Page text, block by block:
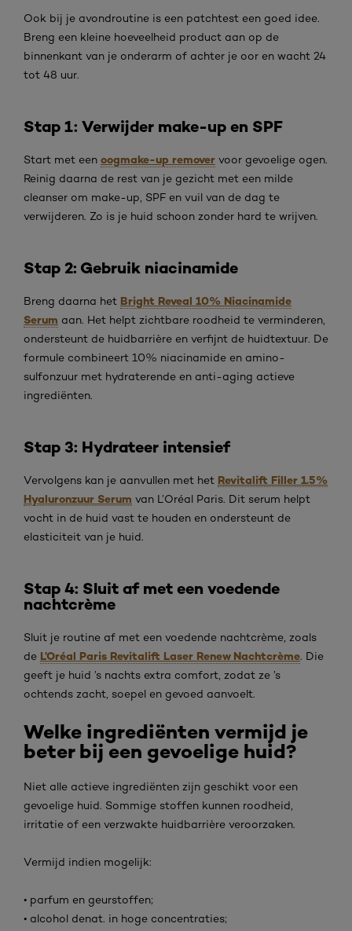
Ook bij je avondroutine is een patchtest een goed idee.
Breng een kleine hoeveelheid product aan op de
binnenkant van je onderarm of achter je oor en wacht 24
tot 48 uur.
Stap 1: Verwijder make-up en SPF
Start met een oogmake-up remover voor gevoelige ogen.
Reinig daarna de rest van je gezicht met een milde
cleanser om make-up, SPF en vuil van de dag te
verwijderen. Zo is je huid schoon zonder hard te wrijven.
Stap 2: Gebruik niacinamide
Breng daarna het Bright Reveal 10% Niacinamide
Serum aan. Het helpt zichtbare roodheid te verminderen,
ondersteunt de huidbarrière en verfijnt de huidtextuur. De
formule combineert 10% niacinamide en amino-
sulfonzuur met hydraterende en anti-aging actieve
ingrediënten.
Stap 3: Hydrateer intensief
Vervolgens kan je aanvullen met het Revitalift Filler 1.5%
Hyaluronzuur Serum van L’Oréal Paris. Dit serum helpt
vocht in de huid vast te houden en ondersteunt de
elasticiteit van je huid.
Stap 4: Sluit af met een voedende
nachtcrème
Sluit je routine af met een voedende nachtcrème, zoals
de L’Oréal Paris Revitalift Laser Renew Nachtcrème. Die
geeft je huid ’s nachts extra comfort, zodat ze ’s
ochtends zacht, soepel en gevoed aanvoelt.
Welke ingrediënten vermijd je
beter bij een gevoelige huid?
Niet alle actieve ingrediënten zijn geschikt voor een
gevoelige huid. Sommige stoffen kunnen roodheid,
irritatie of een verzwakte huidbarrière veroorzaken.
Vermijd indien mogelijk:
• parfum en geurstoffen;
• alcohol denat. in hoge concentraties;